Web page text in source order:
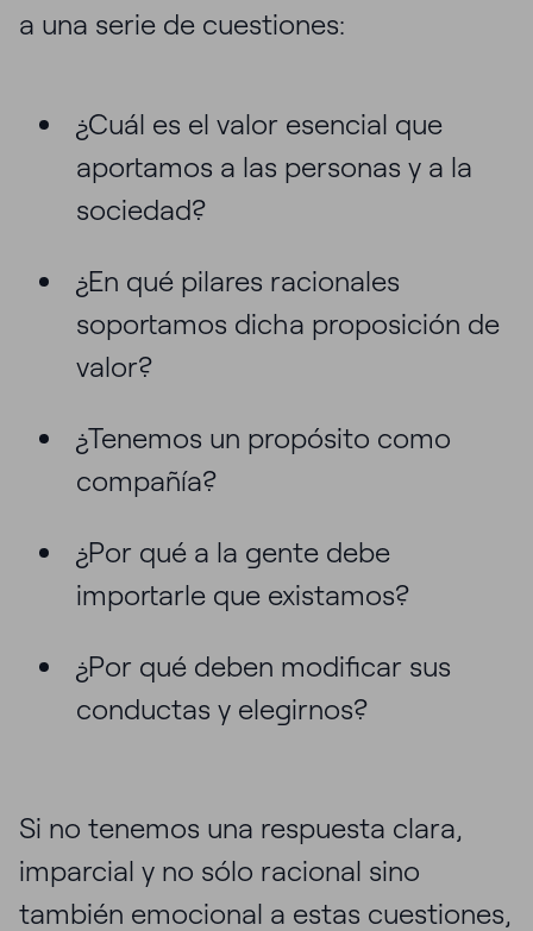
a una serie de cuestiones:
¿Cuál es el valor esencial que
aportamos a las personas y a la
sociedad?
¿En qué pilares racionales
soportamos dicha proposición de
valor?
¿Tenemos un propósito como
compañía?
¿Por qué a la gente debe
importarle que existamos?
¿Por qué deben modificar sus
conductas y elegirnos?
Si no tenemos una respuesta clara,
imparcial y no sólo racional sino
también emocional a estas cuestiones,